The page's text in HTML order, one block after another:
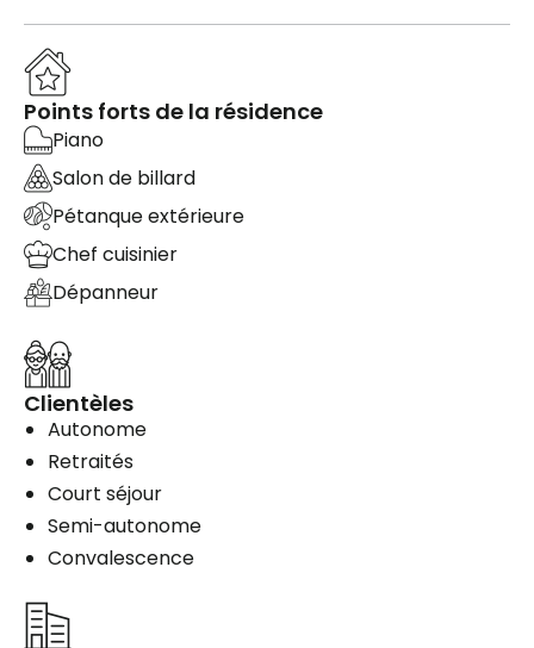
Points forts de la résidence
Piano
Salon de billard
Pétanque extérieure
Chef cuisinier
Dépanneur
Clientèles
Autonome
Retraités
Court séjour
Semi-autonome
Convalescence